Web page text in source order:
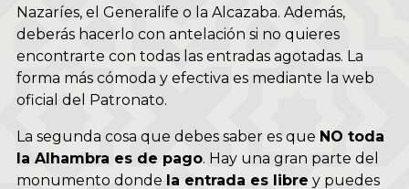
Nazaríes, el Generalife o la Alcazaba. Además,
deberás hacerlo con antelación si no quieres
encontrarte con todas las entradas agotadas. La
forma más cómoda y efectiva es mediante la web
oficial del Patronato.
La segunda cosa que debes saber es que NO toda
la Alhambra es de pago. Hay una gran parte del
monumento donde la entrada es libre y puedes